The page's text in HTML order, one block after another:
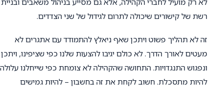
רשת של קישורים שיכולה לתרום לגידול של שני הצדדים.
זה לא תהליך פשוט ויתכן שאף ניאלץ להתמודד עם אתגרים לא
מעטים לאורך הדרך. לא כולם יגיבו להצעות שלנו כפי שציפינו, ויתכן
ונפגוש התנגדויות. התחושה שהקהילה לא צומחת כפי שייחלנו עלולה
להיות מתסכלת. חשוב לקחת את זה בחשבון – להיות גמישים